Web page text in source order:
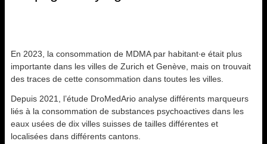
En 2023, la consommation de MDMA par habitant∙e était plus
importante dans les villes de Zurich et Genève, mais on trouvait
des traces de cette consommation dans toutes les villes.
Depuis 2021, l’étude DroMedArio analyse différents marqueurs
liés à la consommation de substances psychoactives dans les
eaux usées de dix villes suisses de tailles différentes et
localisées dans différents cantons.